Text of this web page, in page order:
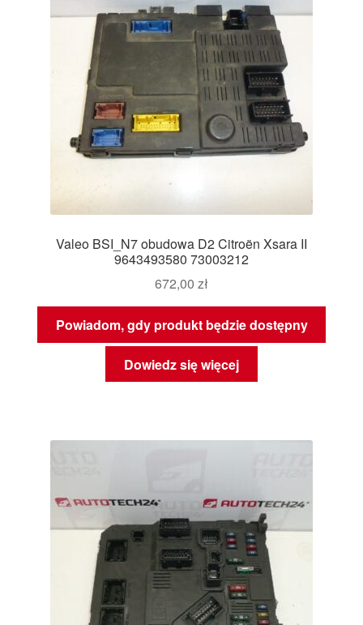
Valeo BSI_N7 obudowa D2 Citroën Xsara II
9643493580 73003212
672,00 zł
Powiadom, gdy produkt będzie dostępny
Dowiedz się więcej